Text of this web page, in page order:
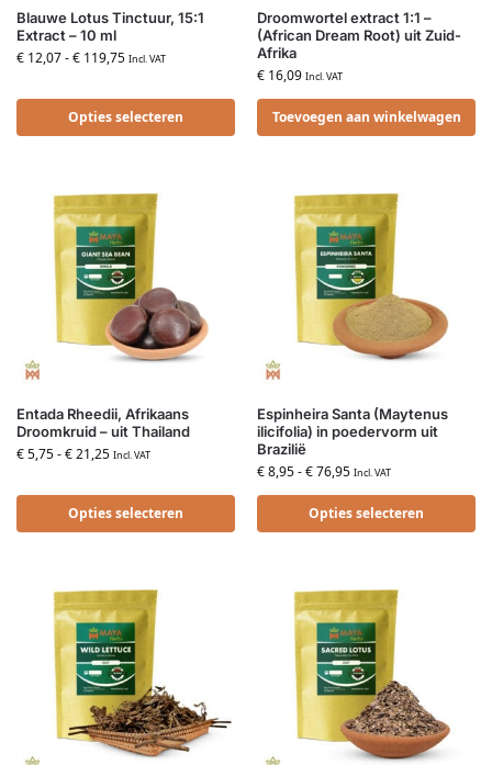
Blauwe Lotus Tinctuur, 15:1
Extract – 10 ml
€ 12,07-€ 119,75 Incl. VAT
Opties selecteren
Droomwortel extract 1:1 –
(African Dream Root) uit Zuid-
Afrika
€ 16,09 Incl. VAT
Toevoegen aan winkelwagen
Entada Rheedii, Afrikaans
Droomkruid – uit Thailand
€5,75-€21,25 Incl. VAT
Opties selecteren
Espinheira Santa (Maytenus
ilicifolia) in poedervorm uit
Brazilië
€8,95-€76,95 Incl. VAT
Opties selecteren